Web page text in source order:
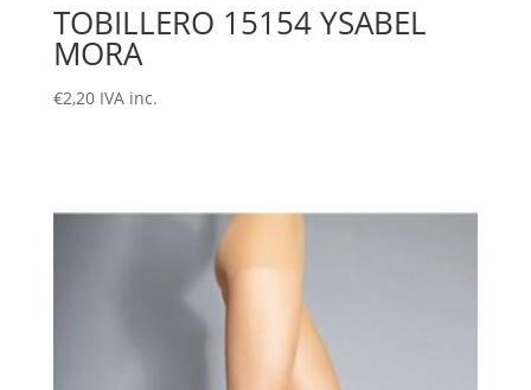
TOBILLERO 15154 YSABEL
MORA
€2,20 IVA inc.